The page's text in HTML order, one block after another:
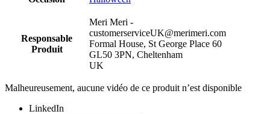
Responsable
Produit
Meri Meri -
customerserviceUK@merimeri.com
Formal House, St George Place 60
GL50 3PN, Cheltenham
UK
Malheureusement, aucune vidéo de ce produit n’est disponible
LinkedIn